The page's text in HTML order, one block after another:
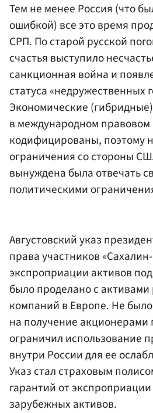
Тем не менее Россия (что
ошибкой) все это время
СРП. По старой русской
счастья выступило
санкционная война и
статуса «недружественных
Экономические
в международном правовом
кодифицированы, поэтому
ограничения со стороны
вынуждена была отвечать
политическими
Августовский указ
права участников
экспроприации активов
было проделано с активами
компаний в Европе. Не
на получение акционерами
ограничил использование
внутри России для ее
Указ стал страховым
гарантий от
зарубежных активов.